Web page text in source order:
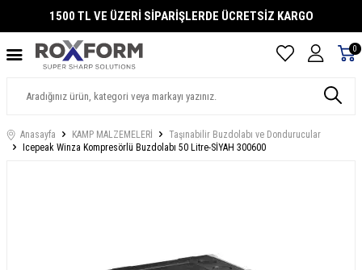
1500 TL VE ÜZERİ SİPARİŞLERDE ÜCRETSİZ KARGO
0
Anasayfa KAMP MALZEMELERİ
Taşınabilir Buzdolabı ve Dondurucular
Icepeak Winza Kompresörlü Buzdolabı 50 Litre-SİYAH 300600